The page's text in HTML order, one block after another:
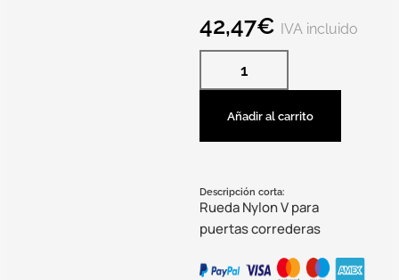
42,47€ IVA incluido
Añadir al carrito
Descripción corta:
Rueda Nylon V para
puertas correderas